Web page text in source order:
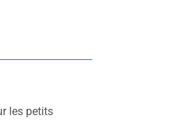
les petits